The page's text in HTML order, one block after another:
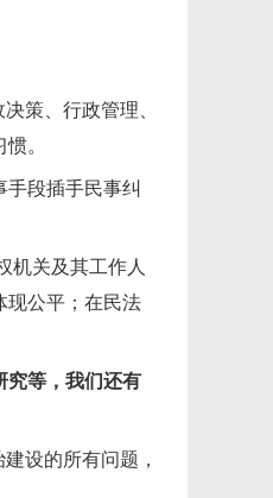
策、行政管理、
。
段插手民事纠
机关及其工作人
现公平；在民法
究等，我们还有
设的所有问题，